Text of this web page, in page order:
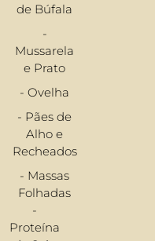
de Búfala
-
Mussarela
e Prato
- Ovelha
- Pães de
Alho e
Recheados
- Massas
Folhadas
-
Proteína